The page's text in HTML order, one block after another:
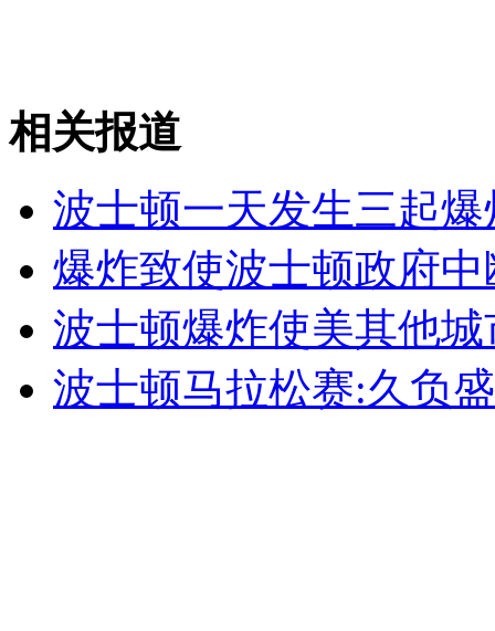
无痛分娩是否安全 医生回应
外交部：反对强权政治霸凌主义
外交部：有关国家言论片面不公正
相关报道
波士顿一天发生三起
爆炸致使波士顿政府
波士顿爆炸使美其他
波士顿马拉松赛:久负